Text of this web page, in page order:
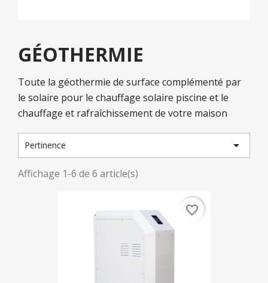
GÉOTHERMIE
Toute la géothermie de surface complémenté par
le solaire pour le chauffage solaire piscine et le
chauffage et rafraîchissement de votre maison
Pertinence 
Affichage 1-6 de 6 article(s)
favorite_border